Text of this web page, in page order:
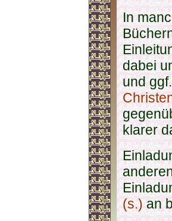
In
dabei
und
klarer
(s.)an